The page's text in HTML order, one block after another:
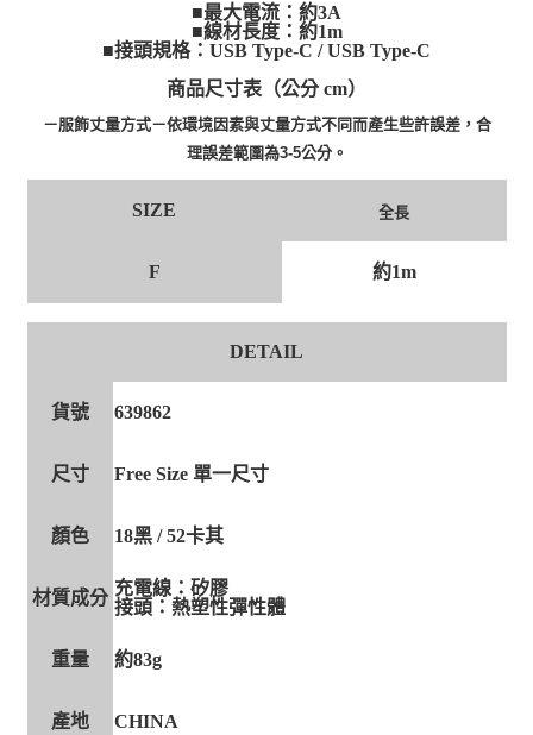
■最大電流：約3A
■線材長度：約1m
■接頭規格：USB Type-C / USB Type-C
商品尺寸表（公分 cm）
－服飾丈量方式－依環境因素與丈量方式不同而產生些許誤差，合
理誤差範圍為3-5公分。
SIZE 全長
F 約1m
DETAIL
貨號 639862
尺寸 Free Size 單一尺寸
顏色 18黑 / 52卡其
材質成分 充電線：矽膠
接頭：熱塑性彈性體
重量 約83g
產地 CHINA